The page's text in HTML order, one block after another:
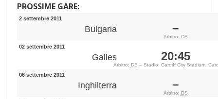
PROSSIME GARE:
2 settembre 2011
Bulgaria –
Arbitro: DS
02 settembre 2011
Galles 20:45
Arbitro: DS – Stadio: Cardiff City Stadium,
06 settembre 2011
Inghilterra –
Arbitro: DS